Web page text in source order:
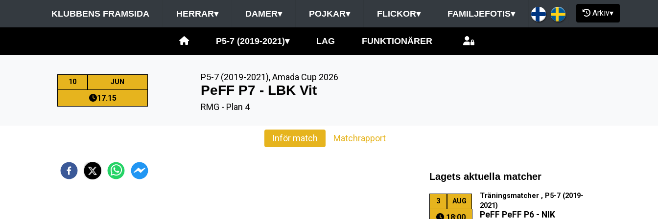
KLUBBENS FRAMSIDA HERRAR▾ DAMER▾ POJKAR▾ FLICKOR▾ FAMILJEFOTIS▾ Arkiv▾
P5-7 (2019-2021)▾ LAG FUNKTIONÄRER
10 JUN
17.15
P5-7 (2019-2021),Amada Cup 2026
PeFF P7 - LBK Vit
RMG - Plan 4
Inför match Matchrapport
Lagets aktuella matcher
3 AUG
Träningsmatcher , P5-7 (2019-
2021)
PeFF PeFF P6 - NIK